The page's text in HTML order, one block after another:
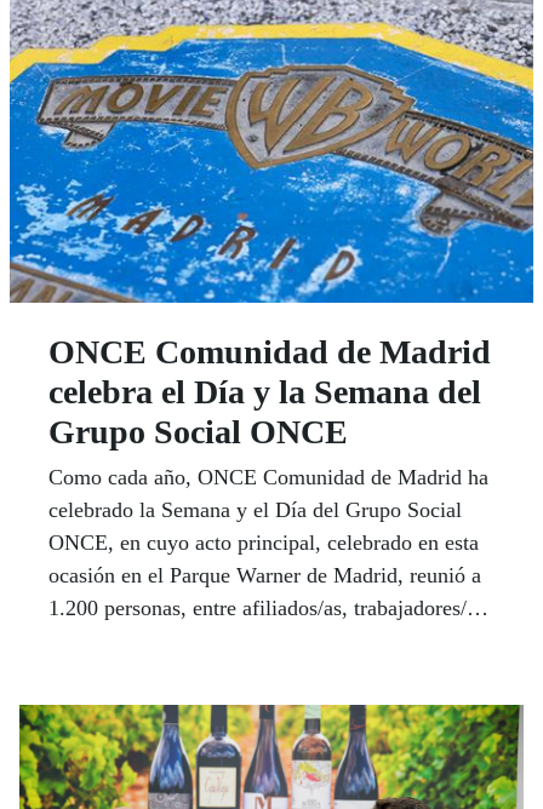
ONCE Comunidad de Madrid
celebra el Día y la Semana del
Grupo Social ONCE
Como cada año, ONCE Comunidad de Madrid ha
celebrado la Semana y el Día del Grupo Social
ONCE, en cuyo acto principal, celebrado en esta
ocasión en el Parque Warner de Madrid, reunió a
1.200 personas, entre afiliados/as, trabajadores/as